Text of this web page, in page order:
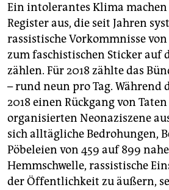
Ein intolerantes Klima
Register aus, die seit Jahren
rassistische Vorkommnisse
zum faschistischen Sticker auf
zählen. Für 2018 zählte das
– rund neun pro Tag. Während
2018 einen Rückgang von
organisierten Neonaziszene
sich alltägliche Bedrohungen,
Pöbeleien von 459 auf 899
Hemmschwelle, rassistische
der Öffentlichkeit zu äußern,